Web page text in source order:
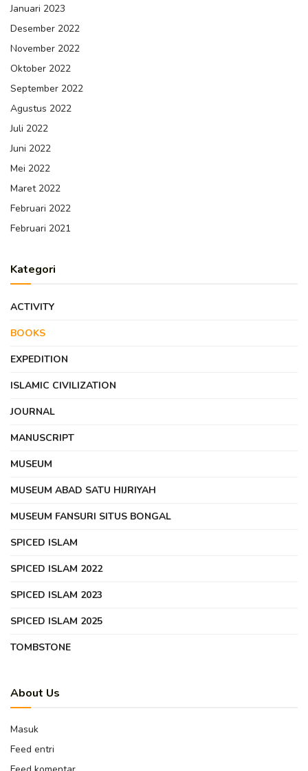
Januari 2023
Desember 2022
November 2022
Oktober 2022
September 2022
Agustus 2022
Juli 2022
Juni 2022
Mei 2022
Maret 2022
Februari 2022
Februari 2021
Kategori
ACTIVITY
BOOKS
EXPEDITION
ISLAMIC CIVILIZATION
JOURNAL
MANUSCRIPT
MUSEUM
MUSEUM ABAD SATU HIJRIYAH
MUSEUM FANSURI SITUS BONGAL
SPICED ISLAM
SPICED ISLAM 2022
SPICED ISLAM 2023
SPICED ISLAM 2025
TOMBSTONE
About Us
Masuk
Feed entri